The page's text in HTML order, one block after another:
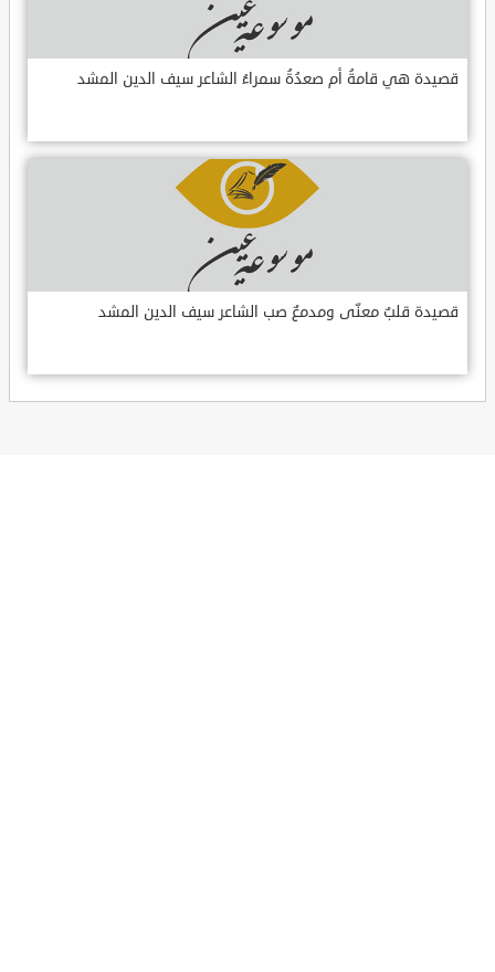
قصيدة هي قامةُ أم صعدُةُ سمراءُ الشاعر سيف الدين المشد
قصيدة قلبٌ معنّى ومدمعٌ صب الشاعر سيف الدين المشد